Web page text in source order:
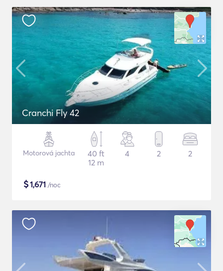
Cranchi Fly 42
Motorová jachta
40 ft
12 m
4 2 2
$1,671 /noc